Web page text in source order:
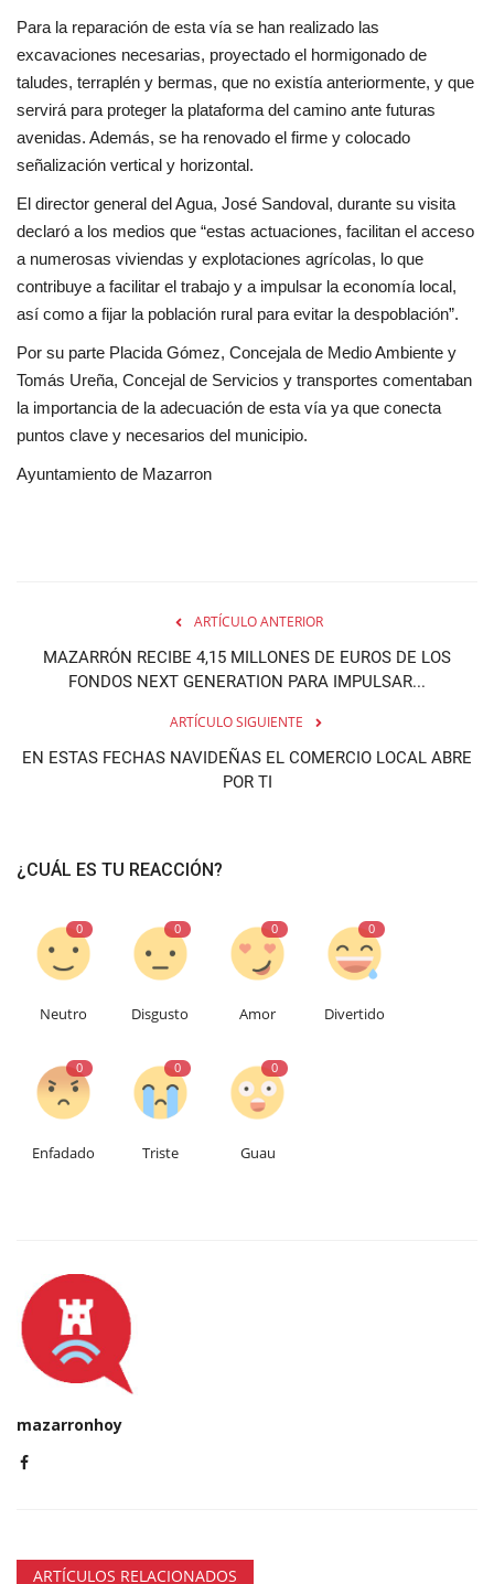
Para la reparación de esta vía se han realizado las
excavaciones necesarias, proyectado el hormigonado de
taludes, terraplén y bermas, que no existía anteriormente, y que
servirá para proteger la plataforma del camino ante futuras
avenidas. Además, se ha renovado el firme y colocado
señalización vertical y horizontal.
El director general del Agua, José Sandoval, durante su visita
declaró a los medios que “estas actuaciones, facilitan el acceso
a numerosas viviendas y explotaciones agrícolas, lo que
contribuye a facilitar el trabajo y a impulsar la economía local,
así como a fijar la población rural para evitar la despoblación”.
Por su parte Placida Gómez, Concejala de Medio Ambiente y
Tomás Ureña, Concejal de Servicios y transportes comentaban
la importancia de la adecuación de esta vía ya que conecta
puntos clave y necesarios del municipio.
Ayuntamiento de Mazarron
ARTÍCULO ANTERIOR
MAZARRÓN RECIBE 4,15 MILLONES DE EUROS DE LOS
FONDOS NEXT GENERATION PARA IMPULSAR...
ARTÍCULO SIGUIENTE
EN ESTAS FECHAS NAVIDEÑAS EL COMERCIO LOCAL ABRE
POR TI
¿CUÁL ES TU REACCIÓN?
0
Neutro
0
Disgusto
0
Amor
0
Divertido
0
Enfadado
0
Triste
0
Guau
mazarronhoy
ARTÍCULOS RELACIONADOS